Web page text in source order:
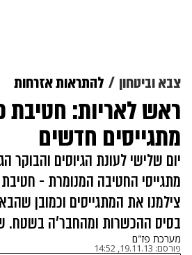
צבא וביטחון להתראות אזרחות
ראש לאריות: חטיבת
מתגייסים חדשים
יום שלישי לעונת הגיוסים והבוקר
מתגייסי החטיבה המנומרת - חטיבת
צילמנו את המתגייסים וכמובן
בסיס ההכשרות ומהחבר'ה בשטח.
מערכת פז"ם
פורסם: 19.11.13, 14:52